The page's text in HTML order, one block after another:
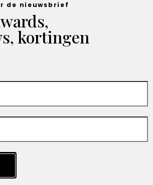
de nieuwsbrief
kortingen